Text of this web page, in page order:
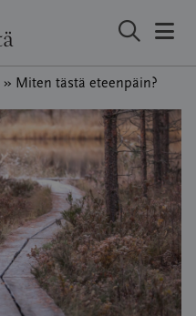
» Miten tästä eteenpäin?